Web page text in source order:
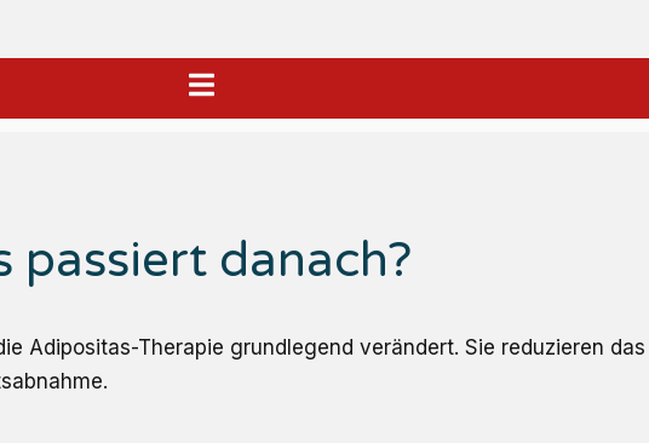
passiert danach?
Adipositas-Therapie grundlegend verändert. Sie reduzieren